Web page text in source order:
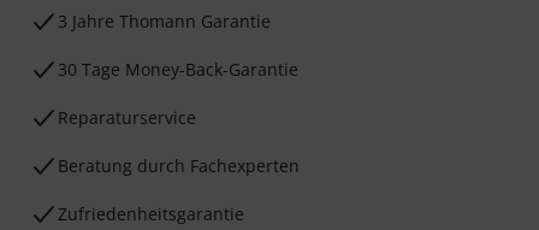
3 Jahre Thomann Garantie
30 Tage Money-Back-Garantie
Reparaturservice
Beratung durch Fachexperten
Zufriedenheitsgarantie